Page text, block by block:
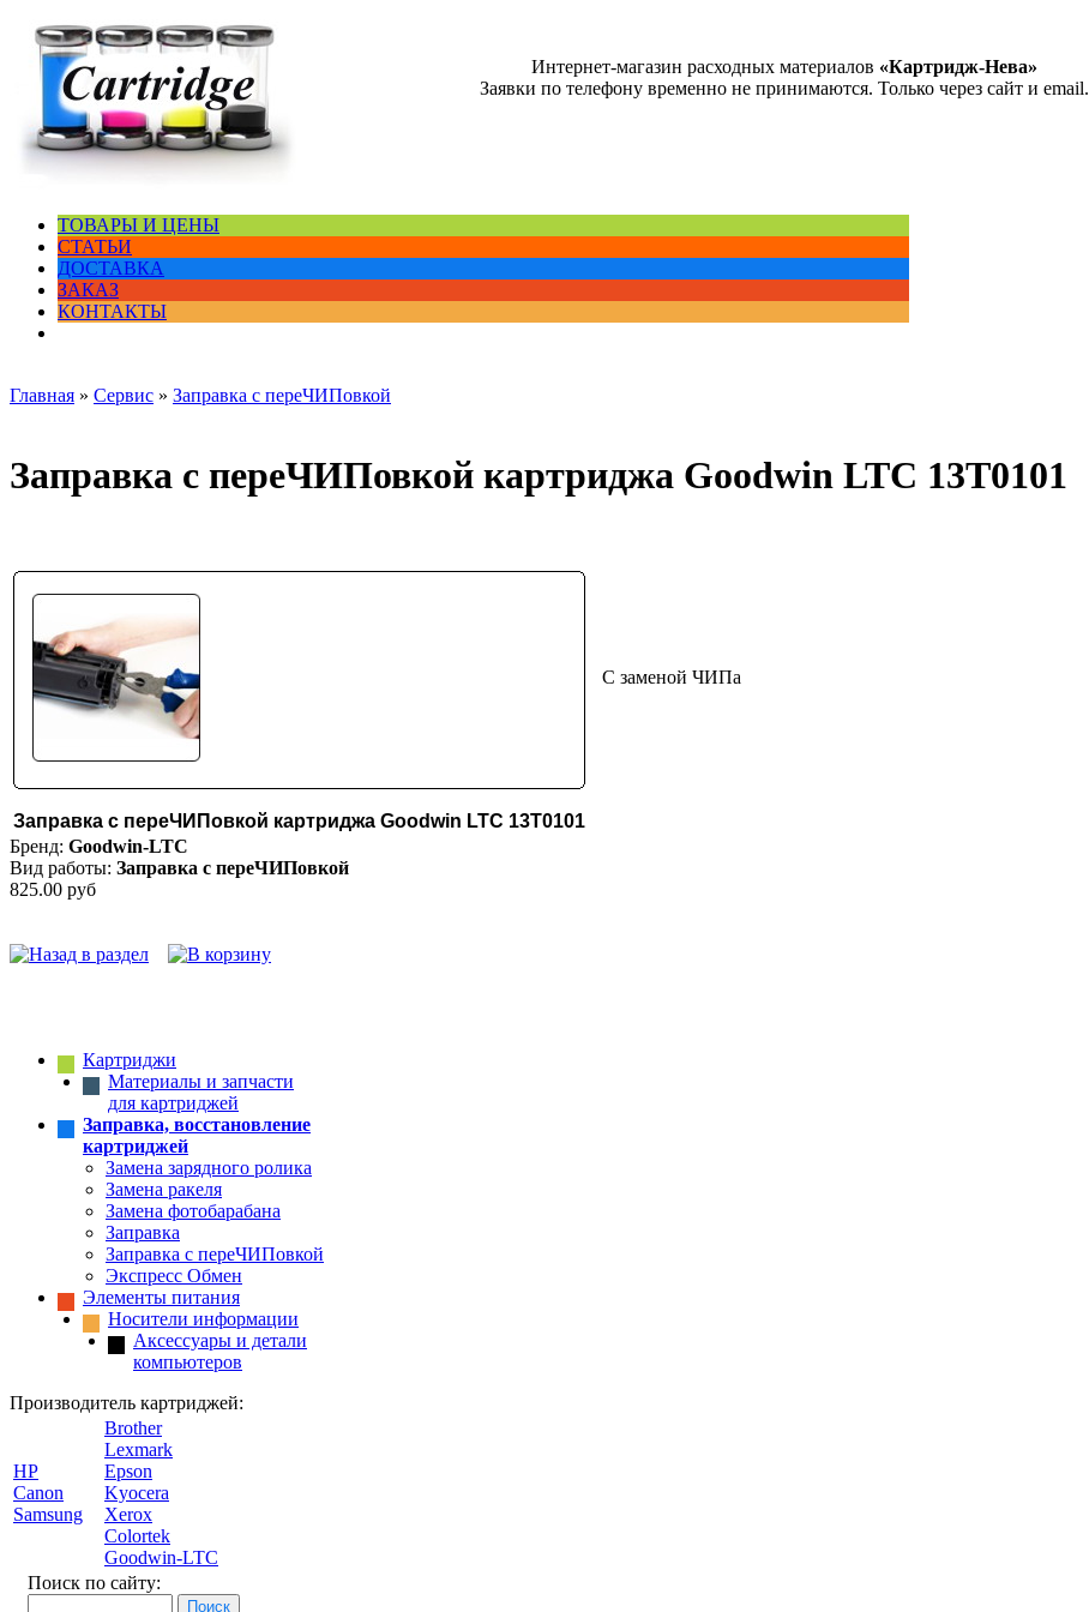
Интернет-магазин расходных материалов «Картридж-Нева»
Заявки по телефону временно не принимаются. Только через сайт и email.
ТОВАРЫ И ЦЕНЫ
СТАТЬИ
ДОСТАВКА
ЗАКАЗ
КОНТАКТЫ
Главная » Сервис » Заправка с переЧИПовкой
Заправка с переЧИПовкой картриджа Goodwin LTC 13T0101
Заправка с переЧИПовкой картриджа Goodwin LTC 13T0101
С заменой ЧИПа
Бренд: Goodwin-LTC
Вид работы: Заправка с переЧИПовкой
825.00 руб
Картриджи
Материалы и запчасти
для картриджей
Заправка, восстановление
картриджей
Замена зарядного ролика
Замена ракеля
Замена фотобарабана
Заправка
Заправка с переЧИПовкой
Экспресс Обмен
Элементы питания
Носители информации
Аксессуары и детали
компьютеров
Производитель картриджей:
HP
Canon
Samsung
Brother
Lexmark
Epson
Kyocera
Xerox
Colortek
Goodwin-LTC
Поиск по сайту: